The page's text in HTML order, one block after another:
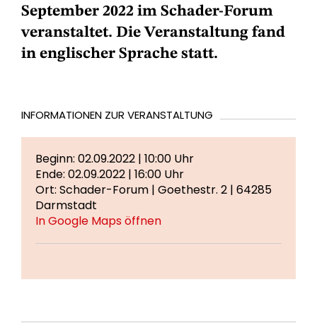
September 2022 im Schader-Forum
veranstaltet. Die Veranstaltung fand
in englischer Sprache statt.
INFORMATIONEN ZUR VERANSTALTUNG
Beginn: 02.09.2022 | 10:00 Uhr
Ende: 02.09.2022 | 16:00 Uhr
Ort: Schader-Forum | Goethestr. 2 | 64285
Darmstadt
In Google Maps öffnen